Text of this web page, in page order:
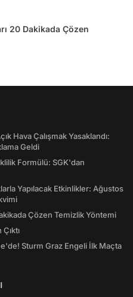
20 Dakikada Çözen
Hava Çalışmak Yasaklandı:
Geldi
Formülü: SGK'dan
Yapılacak Etkinlikler: Ağustos
Çözen Temizlik Yöntemi
Sturm Graz Engeli İlk Maçta